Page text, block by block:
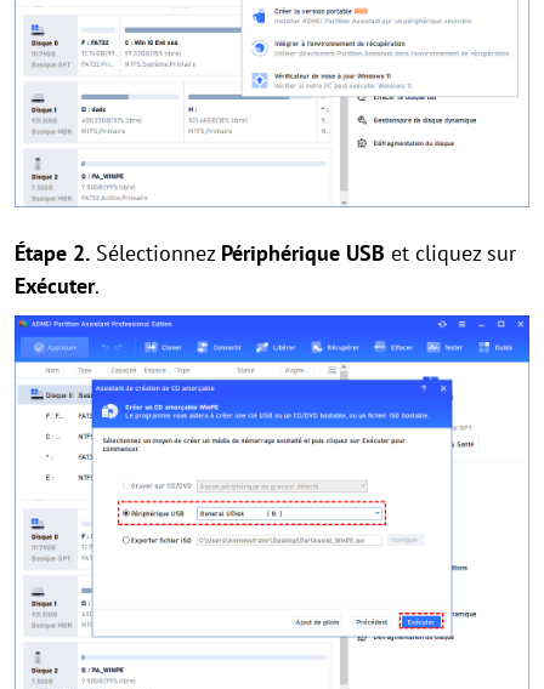
Étape 2. Sélectionnez Périphérique USB et cliquez sur
Exécuter.